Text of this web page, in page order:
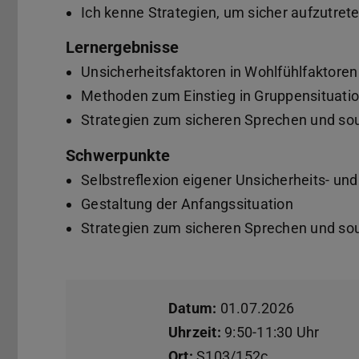
Ich kenne Strategien, um sicher
Lernergebnisse
Unsicherheitsfaktoren in
Methoden zum Einstieg in
Strategien zum sicheren Sprechen und
Schwerpunkte
Selbstreflexion eigener Unsicherheits-
Gestaltung der Anfangssituation
Strategien zum sicheren Sprechen und
Datum: 01.07.2026
Uhrzeit: 9:50-11:30 Uhr